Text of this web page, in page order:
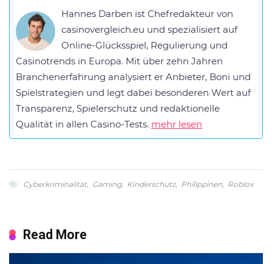
Hannes Darben ist Chefredakteur von
casinovergleich.eu und spezialisiert auf
Online-Glücksspiel, Regulierung und
Casinotrends in Europa. Mit über zehn Jahren
Branchenerfahrung analysiert er Anbieter, Boni und
Spielstrategien und legt dabei besonderen Wert auf
Transparenz, Spielerschutz und redaktionelle
Qualität in allen Casino-Tests. mehr lesen
Cyberkriminalität, Gaming, Kinderschutz, Philippinen Roblox
Read More